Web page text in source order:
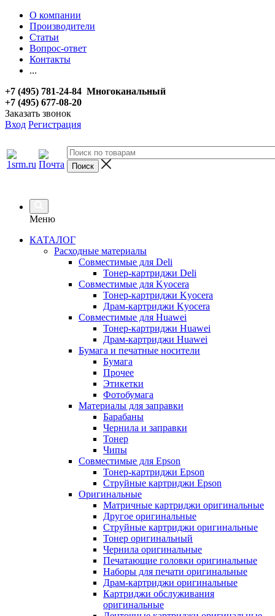
О компании
Производители
Статьи
Вопрос-ответ
Контакты
...
+7 (495) 781-24-84 Многоканальный
+7 (495) 677-08-20
Заказать звонок
Вход Регистрация
Меню
КАТАЛОГ
Расходные материалы
Совместимые для Deli
Тонер-картриджи Deli
Совместимые для Kyocera
Тонер-картриджи Kyocera
Драм-картриджи Kyocera
Совместимые для Huawei
Тонер-картриджи Huawei
Драм-картриджи Huawei
Бумага и печатные носители
Бумага
Прочее
Этикетки
Фотобумага
Материалы для заправки
Барабаны
Чернила и заправки
Тонер
Чипы
Совместимые для Epson
Тонер-картриджи Epson
Струйные картриджи Epson
Оригинальные
Матричные картриджи оригинальные
Другое оригинальные
Струйные картриджи оригинальные
Тонер оригинальный
Чернила оригинальные
Печатающие головки оригинальные
Наборы для печати оригинальные
Драм-картриджи оригинальные
Картриджи обслуживания
оригинальные